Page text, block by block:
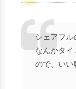
シェアフ
なんかタイ
ので、いい